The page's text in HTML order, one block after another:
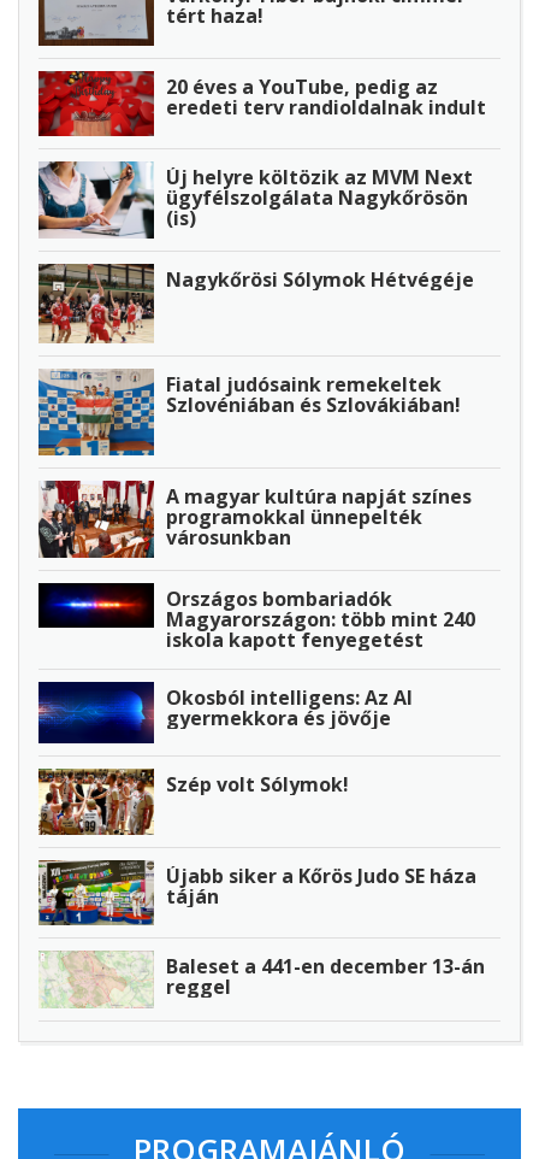
tért haza!
20 éves a YouTube, pedig az
eredeti terv randioldalnak indult
Új helyre költözik az MVM Next
ügyfélszolgálata Nagykőrösön
(is)
Nagykőrösi Sólymok Hétvégéje
Fiatal judósaink remekeltek
Szlovéniában és Szlovákiában!
A magyar kultúra napját színes
programokkal ünnepelték
városunkban
Országos bombariadók
Magyarországon: több mint 240
iskola kapott fenyegetést
Okosból intelligens: Az AI
gyermekkora és jövője
Szép volt Sólymok!
Újabb siker a Kőrös Judo SE háza
táján
Baleset a 441-en december 13-án
reggel
PROGRAMAJÁNLÓ